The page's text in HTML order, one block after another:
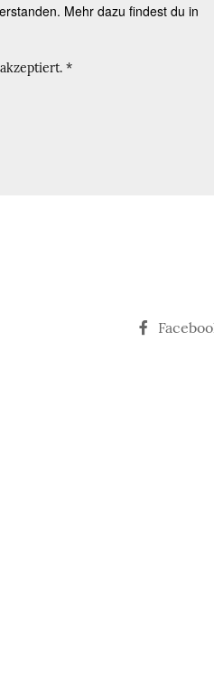
Mehr dazu findest du in
*